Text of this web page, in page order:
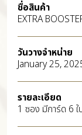
ชื่อสินค้า
EXTRA
วันวางจำหน่าย
January 25,
รายละเอียด
1 ซอง มีการ์ด 6